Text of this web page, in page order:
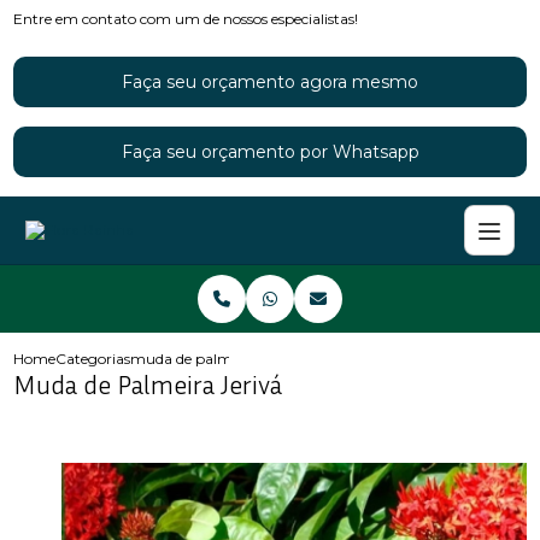
Entre em contato com um de nossos especialistas!
Faça seu orçamento agora mesmo
Faça seu orçamento por Whatsapp
HomeCategoriasmuda de palmeira jeriva
Muda de Palmeira Jerivá